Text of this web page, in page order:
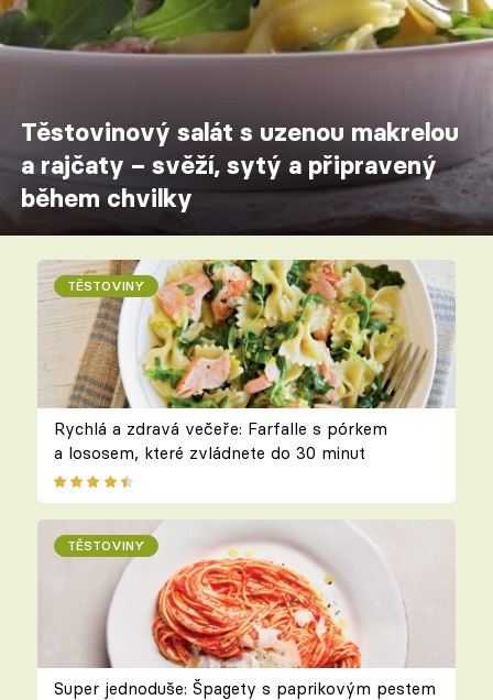
Těstovinový salát s uzenou makrelou
a rajčaty – svěží, sytý a připravený
během chvilky
TĚSTOVINY
Rychlá a zdravá večeře: Farfalle s pórkem
a lososem, které zvládnete do 30 minut
TĚSTOVINY
Super jednoduše: Špagety s paprikovým pestem